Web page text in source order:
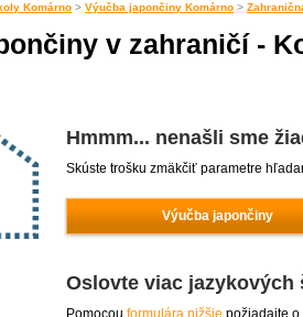
Komárno > Výučba japončiny Komárno >
v zahraničí -
Hmmm... nenašli sme
Skúste trošku zmäkčiť parametre
Výučba japončiny
Oslovte viac jazykových
Pomocou formulára nižšie požiadajte o